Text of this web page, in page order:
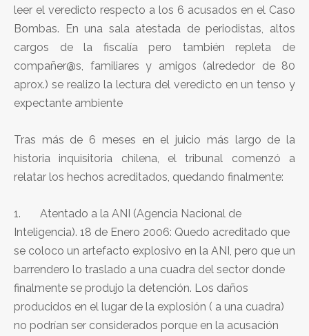
leer el veredicto respecto a los 6 acusados en el Caso
Bombas. En una sala atestada de periodistas, altos
cargos de la fiscalía pero también repleta de
compañer@s, familiares y amigos (alrededor de 80
aprox.) se realizo la lectura del veredicto en un tenso y
expectante ambiente
Tras más de 6 meses en el juicio más largo de la
historia inquisitoria chilena, el tribunal comenzó a
relatar los hechos acreditados, quedando finalmente:
1. Atentado a la ANI (Agencia Nacional de
Inteligencia). 18 de Enero 2006: Quedo acreditado que
se coloco un artefacto explosivo en la ANI, pero que un
barrendero lo traslado a una cuadra del sector donde
finalmente se produjo la detención. Los daños
producidos en el lugar de la explosión ( a una cuadra)
no podrían ser considerados porque en la acusación